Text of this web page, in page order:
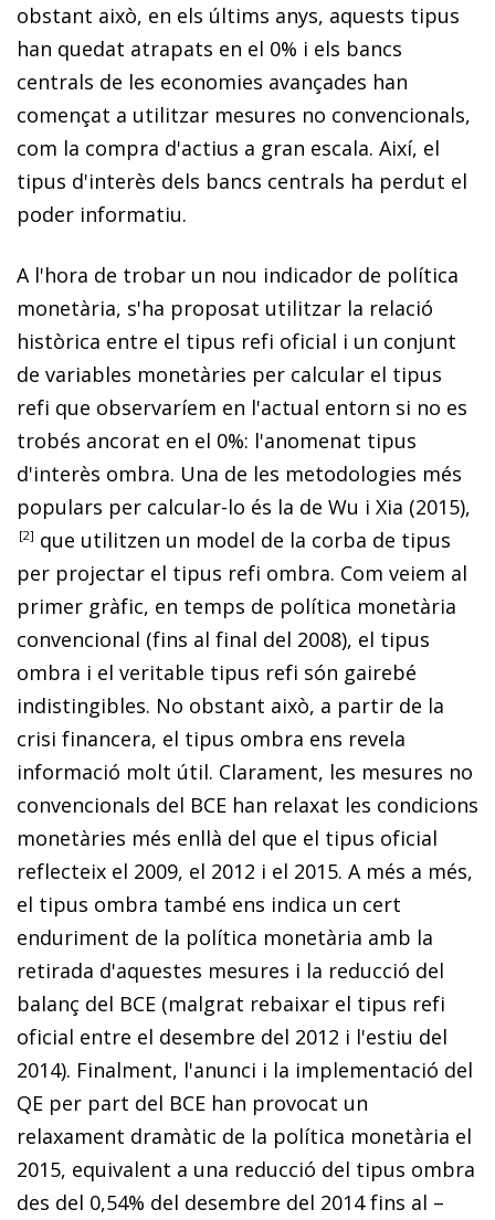
obstant això, en els últims anys, aquests ti­­pus
han quedat atrapats en el 0% i els bancs
centrals de les economies avançades han
començat a utilitzar mesures no convencionals,
com la compra d'actius a gran escala. Així, el
tipus d'interès dels bancs centrals ha perdut el
po­­der informatiu.
A l'hora de trobar un nou indicador de política
monetària, s'ha proposat utilitzar la relació
històrica entre el tipus refi oficial i un conjunt
de variables monetàries per calcular el tipus
refi que observaríem en l'actual entorn si no es
trobés ancorat en el 0%: l'anomenat tipus
d'interès ombra. Una de les metodologies més
populars per calcular-lo és la de Wu i Xia (2015),
2
que utilitzen un model de la corba de tipus
per projectar el tipus refi ombra. Com veiem al
pri­­mer gràfic, en temps de política monetària
convencional (fins al final del 2008), el tipus
ombra i el veritable tipus refi són gairebé
indistingibles. No obstant això, a partir de la
crisi financera, el tipus ombra ens revela
informació molt útil. Clarament, les mesures no
convencionals del BCE han relaxat les condicions
monetàries més enllà del que el ti­­pus oficial
reflecteix el 2009, el 2012 i el 2015. A més a més,
el tipus ombra també ens indica un cert
enduriment de la política monetària amb la
retirada d'aquestes mesures i la reducció del
balanç del BCE (malgrat rebaixar el tipus refi
oficial entre el desembre del 2012 i l'estiu del
2014). Finalment, l'anunci i la implementació del
QE per part del BCE han provocat un
relaxament dramàtic de la política monetària el
2015, equivalent a una reducció del tipus ombra
des del 0,54% del desembre del 2014 fins al –